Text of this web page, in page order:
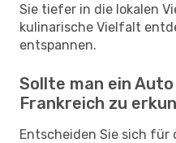
Sie tiefer in die lokalen
kulinarische Vielfalt
entspannen.
Sollte man ein
Frankreich zu
Entscheiden Sie sich für